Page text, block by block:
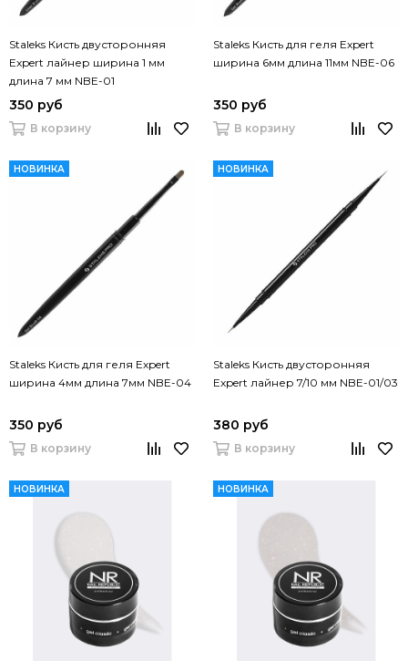
Staleks Кисть двусторонняя
Expert лайнер ширина 1 мм
длина 7 мм NBE-01
350 руб
В корзину
Staleks Кисть для геля Expert
ширина 6мм длина 11мм NBE-06
350 руб
В корзину
НОВИНКА
Staleks Кисть для геля Expert
ширина 4мм длина 7мм NBE-04
350 руб
В корзину
НОВИНКА
Staleks Кисть двусторонняя
Expert лайнер 7/10 мм NBE-01/03
380 руб
В корзину
НОВИНКА НОВИНКА